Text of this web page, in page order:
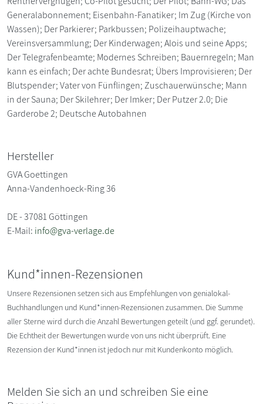
Generalabonnement; Eisenbahn-Fanatiker; Im Zug (Kirche von
Wassen); Der Parkierer; Parkbussen; Polizeihauptwache;
Vereinsversammlung; Der Kinderwagen; Alois und seine Apps;
Der Telegrafenbeamte; Modernes Schreiben; Bauernregeln; Man
kann es einfach; Der achte Bundesrat; Übers Improvisieren; Der
Blutspender; Vater von Fünflingen; Zuschauerwünsche; Mann
in der Sauna; Der Skilehrer; Der Imker; Der Putzer 2.0; Die
Garderobe 2; Deutsche Autobahnen
Hersteller
GVA Goettingen
Anna-Vandenhoeck-Ring 36
DE - 37081 Göttingen
E-Mail: info@gva-verlage.de
Kund*innen-Rezensionen
Unsere Rezensionen setzen sich aus Empfehlungen von genialokal-
Buchhandlungen und Kund*innen-Rezensionen zusammen. Die Summe
aller Sterne wird durch die Anzahl Bewertungen geteilt (und ggf. gerundet).
Die Echtheit der Bewertungen wurde von uns nicht überprüft. Eine
Rezension der Kund*innen ist jedoch nur mit Kundenkonto möglich.
Melden Sie sich an und schreiben Sie eine